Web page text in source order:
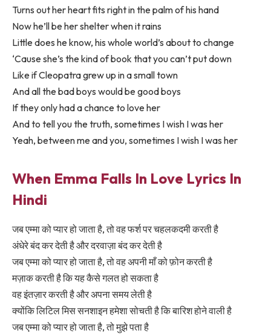
Turns out her heart fits right in the palm of his hand
Now he’ll be her shelter when it rains
Little does he know, his whole world’s about to change
‘Cause she’s the kind of book that you can’t put down
Like if Cleopatra grew up in a small town
And all the bad boys would be good boys
If they only had a chance to love her
And to tell you the truth, sometimes I wish I was her
Yeah, between me and you, sometimes I wish I was her
When Emma Falls In Love Lyrics In
Hindi
जब एम्मा को प्यार हो जाता है, तो वह फर्श पर चहलकदमी करती है
अंधेरे बंद कर देती है और दरवाज़ा बंद कर देती है
जब एम्मा को प्यार हो जाता है, तो वह अपनी माँ को फ़ोन करती है
मज़ाक करती है कि यह कैसे गलत हो सकता है
वह इंतज़ार करती है और अपना समय लेती है
क्योंकि लिटिल मिस सनशाइन हमेशा सोचती है कि बारिश होने वाली है
जब एम्मा को प्यार हो जाता है, तो मुझे पता है